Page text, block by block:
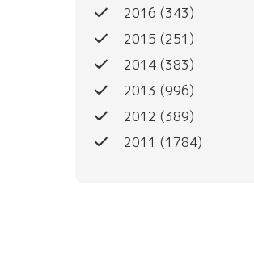
done 2016 (343)
done 2015 (251)
done 2014 (383)
done 2013 (996)
done 2012 (389)
done 2011 (1784)